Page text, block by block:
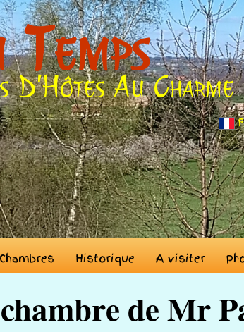
D'Hôtes Au Charme
Historique A visiter
de Mr